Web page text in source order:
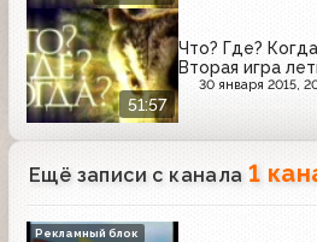
51:57
Что? Где?
Вторая игра
30 января 2015,
Ещё записи с канала 1
Рекламный блок